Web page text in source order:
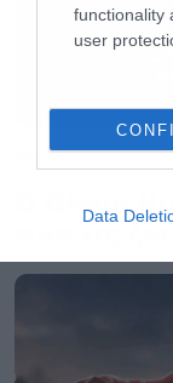
functionality
user
Data
Music
Ο Glenn
από τις